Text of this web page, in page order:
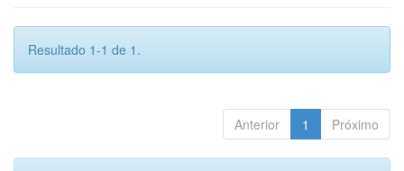
Resultado 1-1 de 1.
Anterior 1 Próximo